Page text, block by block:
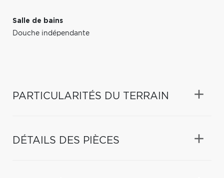
Salle de bains
Douche indépendante
PARTICULARITÉS DU TERRAIN
DÉTAILS DES PIÈCES